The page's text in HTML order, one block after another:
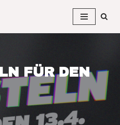
FÜR DEN